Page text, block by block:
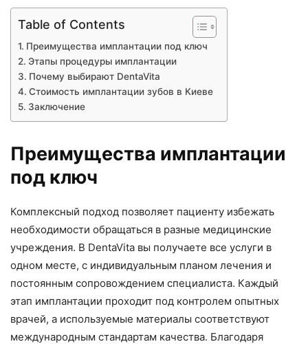
Table of Contents
Преимущества имплантации под ключ
Этапы процедуры имплантации
Почему выбирают DentaVita
Стоимость имплантации зубов в Киеве
Заключение
Преимущества имплантации
под ключ
Комплексный подход позволяет пациенту избежать
необходимости обращаться в разные медицинские
учреждения. В DentaVita вы получаете все услуги в
одном месте, с индивидуальным планом лечения и
постоянным сопровождением специалиста. Каждый
этап имплантации проходит под контролем опытных
врачей, а используемые материалы соответствуют
международным стандартам качества. Благодаря